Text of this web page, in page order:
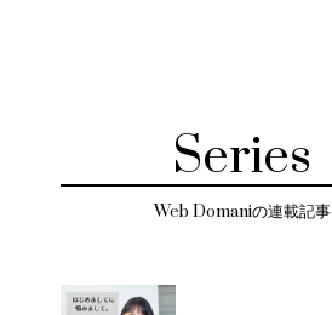
Series
Web Domaniの連載記事